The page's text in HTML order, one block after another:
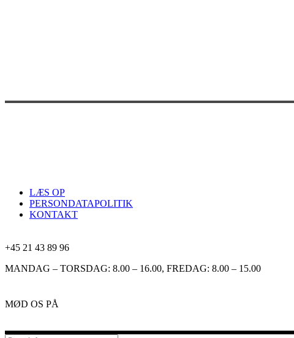
LÆS OP
PERSONDATAPOLITIK
KONTAKT
+45 21 43 89 96
MANDAG – TORSDAG: 8.00 – 16.00, FREDAG: 8.00 – 15.00
MØD OS PÅ